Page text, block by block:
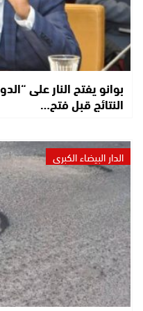
بوانو يفتح النار على
النتائج قبل فتح…
الدار البيضاء الكبرى